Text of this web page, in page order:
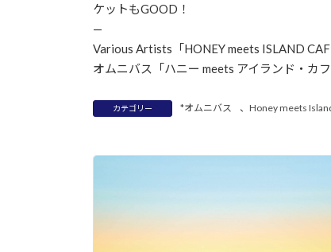
ケットもGOOD！
—
Various Artists「HONEY meets ISLAND
オムニバス「ハニー meets アイランド・カフ
カテゴリー *オムニバス 、 Honey meets